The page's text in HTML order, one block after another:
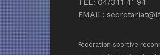
TEL: 04/341 41 94
EMAIL:
Fédération sportive